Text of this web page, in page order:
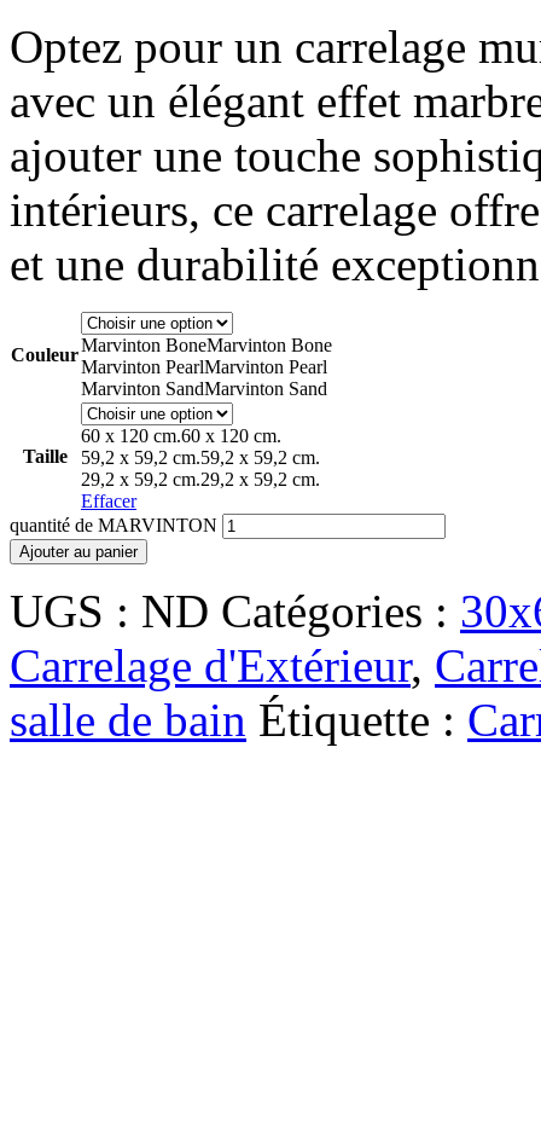
Optez pour un carrelage
avec un élégant effet
ajouter une touche
intérieurs, ce carrelage
et une durabilité
CouleurMarvinton BoneMarvinton Bone
Marvinton PearlMarvinton Pearl
Marvinton SandMarvinton Sand
Taille
60 x 120 cm.60 x 120 cm.
59,2 x 59,2 cm.59,2 x 59,2 cm.
29,2 x 59,2 cm.29,2 x 59,2 cm.
Effacer
quantité de MARVINTON
Ajouter au panier
UGS : ND Catégories :
Carrelage d'Extérieur,
salle de bain Étiquette :